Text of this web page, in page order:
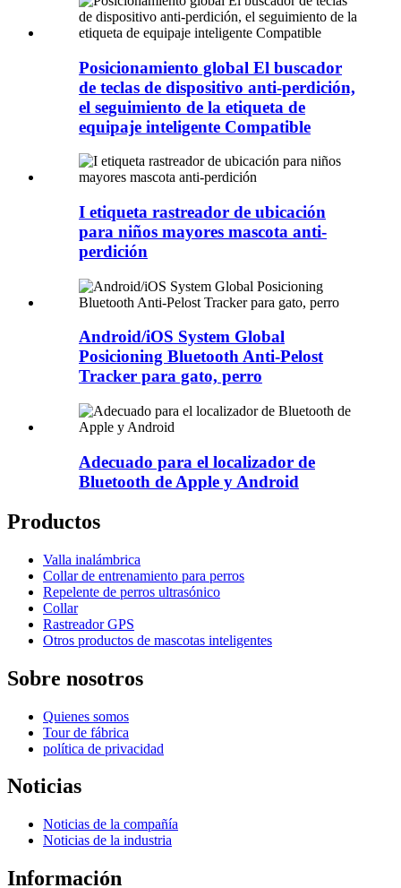
Posicionamiento global El buscador
de teclas de dispositivo anti-perdición,
el seguimiento de la etiqueta de
equipaje inteligente Compatible
I etiqueta rastreador de ubicación
para niños mayores mascota anti-
perdición
Android/iOS System Global
Posicioning Bluetooth Anti-Pelost
Tracker para gato, perro
Adecuado para el localizador de
Bluetooth de Apple y Android
Productos
Valla inalámbrica
Collar de entrenamiento para perros
Repelente de perros ultrasónico
Collar
Rastreador GPS
Otros productos de mascotas inteligentes
Sobre nosotros
Quienes somos
Tour de fábrica
política de privacidad
Noticias
Noticias de la compañía
Noticias de la industria
Información